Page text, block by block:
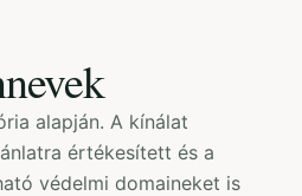
alapján. A kínálat
értékesített és a
védelmi domaineket is